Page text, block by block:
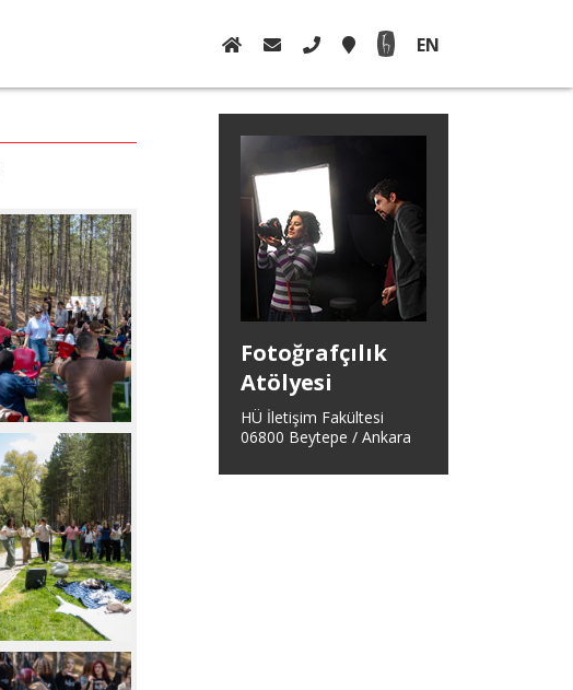
EN
Fotoğrafçılık
Atölyesi
HÜ İletişim Fakültesi
06800 Beytepe / Ankara